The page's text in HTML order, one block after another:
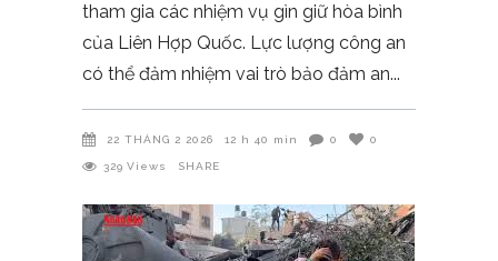
tham gia các nhiệm vụ gìn giữ hòa bình
của Liên Hợp Quốc. Lực lượng công an
có thể đảm nhiệm vai trò bảo đảm an
22 THÁNG 2 2026 12 h 40 min 0 0
329 Views SHARE